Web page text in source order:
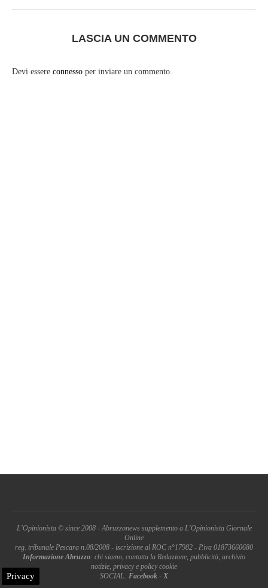
LASCIA UN COMMENTO
Devi essere connesso per inviare un commento.
L'Opinionista © since 2008 - Abruzzonews supplemento a L'Opinionista Giornale
Online
reg. tribunale Pescara n.08/2008 - iscrizione al ROC n°17982 - P.iva 01873660680
Informazione Abruzzo: chi siamo, contatta la Redazione, pubblicità, archivio
notizie, privacy e policy cookie
SOCIAL: Facebook - X
Privacy